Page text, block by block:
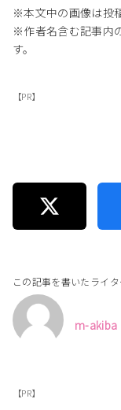
※本文中の画像は投
※作者名含む記事内
す。
【PR】
この記事を書いたライタ
m-akiba
【PR】